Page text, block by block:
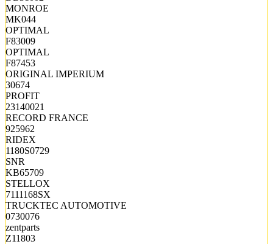
MONROE
MK044
OPTIMAL
F83009
OPTIMAL
F87453
ORIGINAL IMPERIUM
30674
PROFIT
23140021
RECORD FRANCE
925962
RIDEX
1180S0729
SNR
KB65709
STELLOX
7111168SX
TRUCKTEC AUTOMOTIVE
0730076
zentparts
Z11803